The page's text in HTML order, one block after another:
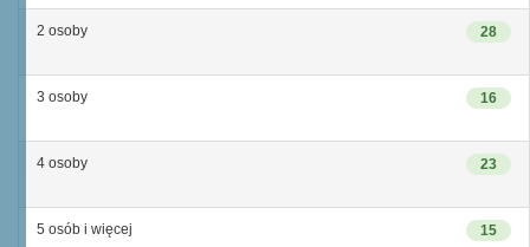
28
2 osoby
16
3 osoby
23
4 osoby
15
5 osób i więcej